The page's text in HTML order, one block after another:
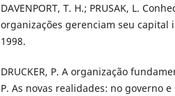
DAVENPORT, T. H.; PRUSAK, L.
organizações gerenciam seu capital
1998.
DRUCKER, P. A organização
P. As novas realidades: no governo